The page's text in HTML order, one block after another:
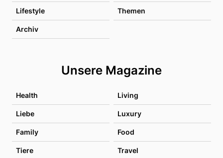
Lifestyle Themen
Archiv
Unsere Magazine
Health Living
Liebe Luxury
Family Food
Tiere Travel